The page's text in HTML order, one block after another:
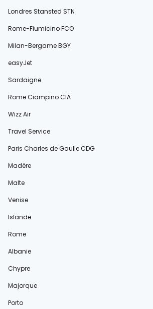
Londres Stansted STN
Rome-Fiumicino FCO
Milan-Bergame BGY
easyJet
Sardaigne
Rome Ciampino CIA
Wizz Air
Travel Service
Paris Charles de Gaulle CDG
Madère
Malte
Venise
Islande
Rome
Albanie
Chypre
Majorque
Porto